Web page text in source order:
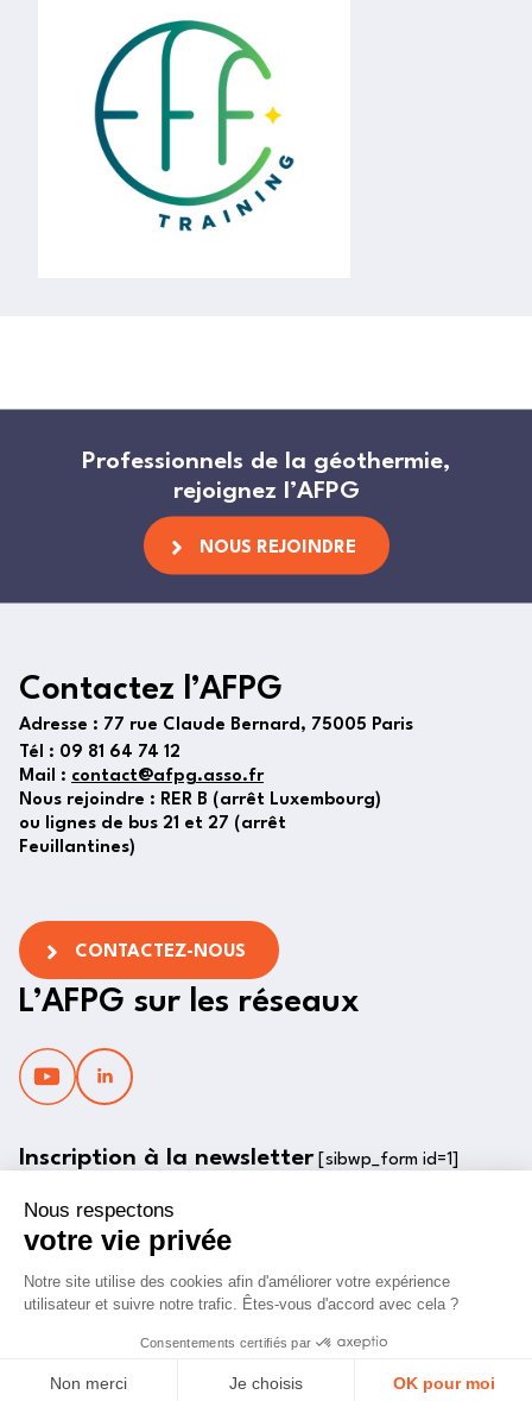
Professionnels de la géothermie,
rejoignez l’AFPG
NOUS REJOINDRE
Contactez l’AFPG
Adresse : 77 rue Claude Bernard, 75005 Paris
Tél : 09 81 64 74 12
Mail : contact@afpg.asso.fr
Nous rejoindre : RER B (arrêt Luxembourg)
ou lignes de bus 21 et 27 (arrêt
Feuillantines)
CONTACTEZ-NOUS
L’AFPG sur les réseaux
Inscription à la newsletter[sibwp_form id=1]
© 2022 AFPG, tous droits réservés
POLITIQUE DE PROTECTION DES DONNÉES
MENTIONS LÉGALES